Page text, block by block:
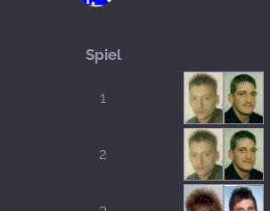
Spiel
1
2